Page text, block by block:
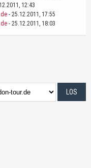
12:43
- 25.12.2011, 17:55
- 25.12.2011, 18:03